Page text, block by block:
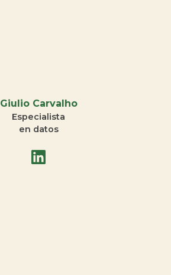
Giulio Carvalho
Especialista
en datos